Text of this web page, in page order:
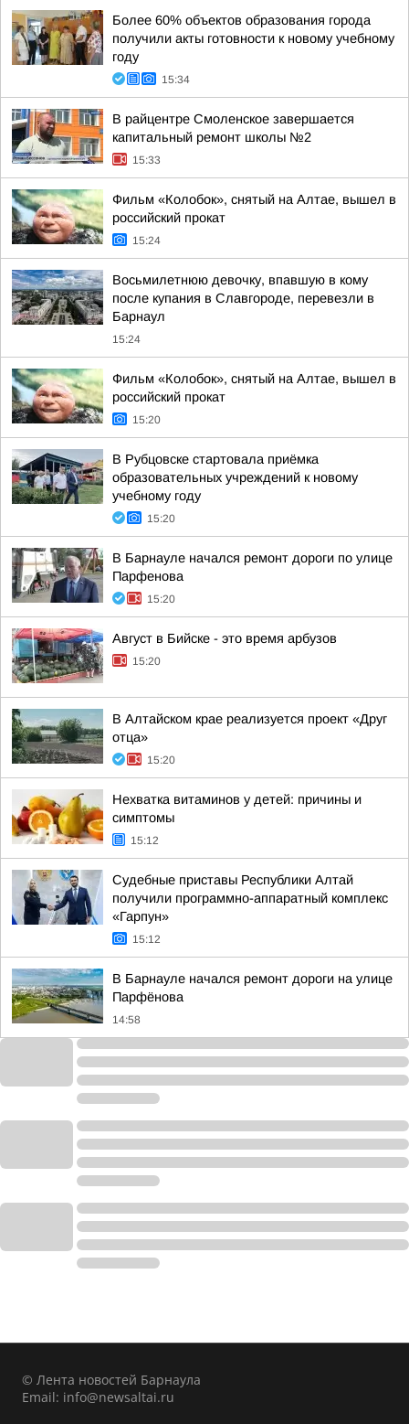
Более 60% объектов образования города
получили акты готовности к новому учебному
году
15:34
В райцентре Смоленское завершается
капитальный ремонт школы №2
15:33
Фильм «Колобок», снятый на Алтае, вышел в
российский прокат
15:24
Восьмилетнюю девочку, впавшую в кому
после купания в Славгороде, перевезли в
Барнаул
15:24
Фильм «Колобок», снятый на Алтае, вышел в
российский прокат
15:20
В Рубцовске стартовала приёмка
образовательных учреждений к новому
учебному году
15:20
В Барнауле начался ремонт дороги по улице
Парфенова
15:20
Август в Бийске - это время арбузов
15:20
В Алтайском крае реализуется проект «Друг
отца»
15:20
Нехватка витаминов у детей: причины и
симптомы
15:12
Судебные приставы Республики Алтай
получили программно-аппаратный комплекс
«Гарпун»
15:12
В Барнауле начался ремонт дороги на улице
Парфёнова
14:58
© Лента новостей Барнаула
Email: info@newsaltai.ru